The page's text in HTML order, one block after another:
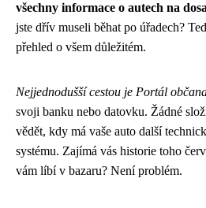
všechny informace o autech na
jste dřív museli běhat po úřadech?
přehled o všem důležitém.
Nejjednodušší cestou je Portál
svoji banku nebo datovku. Žádné
vědět, kdy má vaše auto další
systému. Zajímá vás historie toho
vám líbí v bazaru? Není problém.